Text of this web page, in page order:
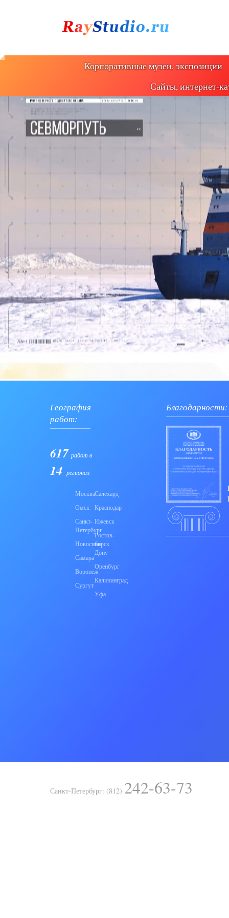
Корпоративные музеи, экспозиции
Сайты, интернет-
География
работ:
617 работ в
14 регионах
Москва
Омск
Санкт-
Петербург
Новосибирск
Самара
Воронеж
Сургут
Салехард
Краснодар
Ижевск
Ростов-
на-
Дону
Оренбург
Калининград
Уфа
Благодарности:
Санкт-Петербург: (812) 242-63-73